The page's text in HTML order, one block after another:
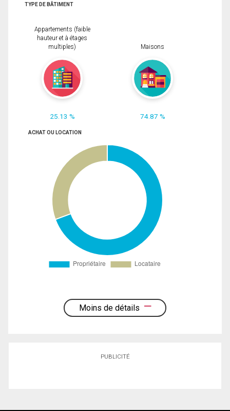
TYPE DE BÂTIMENT
Appartements (faible
hauteur et à étages
multiples)
25.13 %
Maisons
74.87 %
ACHAT OU LOCATION
Moins de détails
PUBLICITÉ